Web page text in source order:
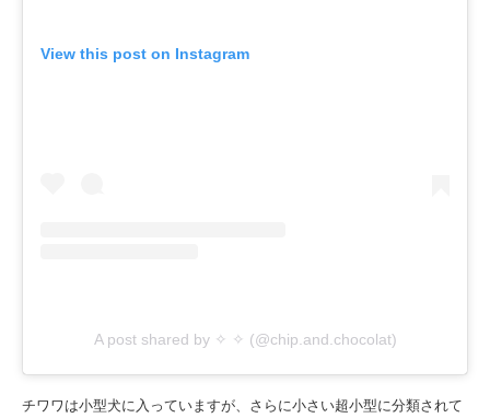
View this post on Instagram
A post shared by ✧ ✧ (@chip.and.chocolat)
チワワは小型犬に入っていますが、さらに小さい超小型に分類されて